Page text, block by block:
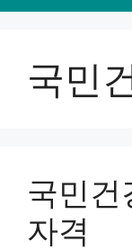
국민
국민건
자격